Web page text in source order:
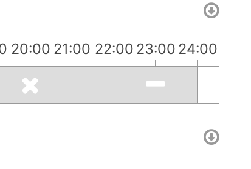
20:00 21:00 22:00 23:00 24:00